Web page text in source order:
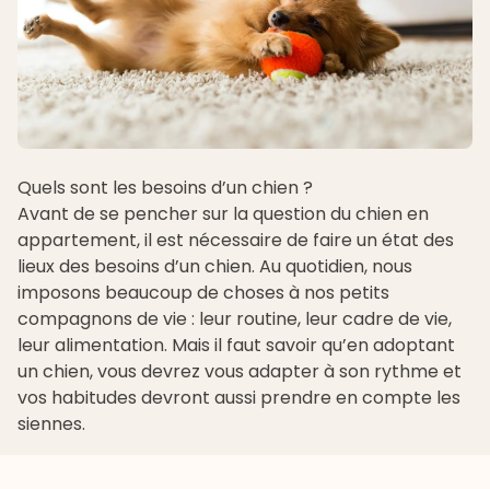
Quels sont les besoins d’un chien ?
Avant de se pencher sur la question du chien en
appartement, il est nécessaire de faire un état des
lieux des besoins d’un chien. Au quotidien, nous
imposons beaucoup de choses à nos petits
compagnons de vie : leur routine, leur cadre de vie,
leur alimentation. Mais il faut savoir qu’en adoptant
un chien, vous devrez vous adapter à son rythme et
vos habitudes devront aussi prendre en compte les
siennes.